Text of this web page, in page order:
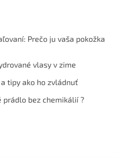
Prečo ju vaša pokožka
vlasy v zime
tipy ako ho zvládnuť
prádlo bez chemikálií ?